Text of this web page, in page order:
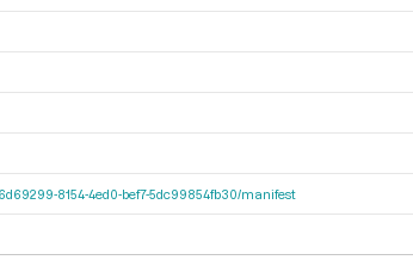
8154-4ed0-bef7-5dc99854fb30/manifest